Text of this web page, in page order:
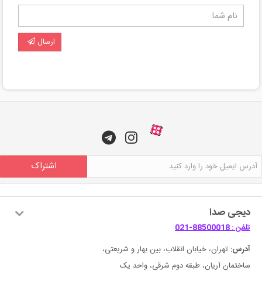
ارسال
اشتراک
دیجی صدا
تلفن : 88500018-021
آدرس: تهران، خیابان انقلاب، بین بهار و شریعتی،
ساختمان آریان، طبقه دوم شرقی، واحد یک